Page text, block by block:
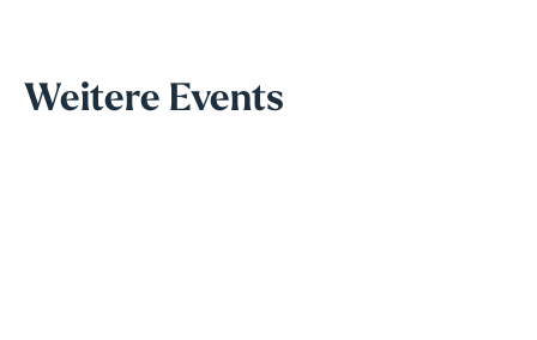
Weitere Events